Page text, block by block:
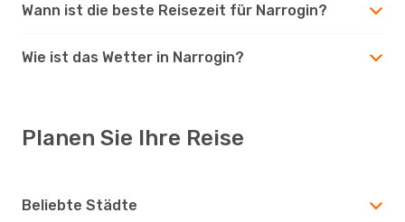
Wann ist die beste Reisezeit für Narrogin?
Wie ist das Wetter in Narrogin?
Planen Sie Ihre Reise
Beliebte Städte